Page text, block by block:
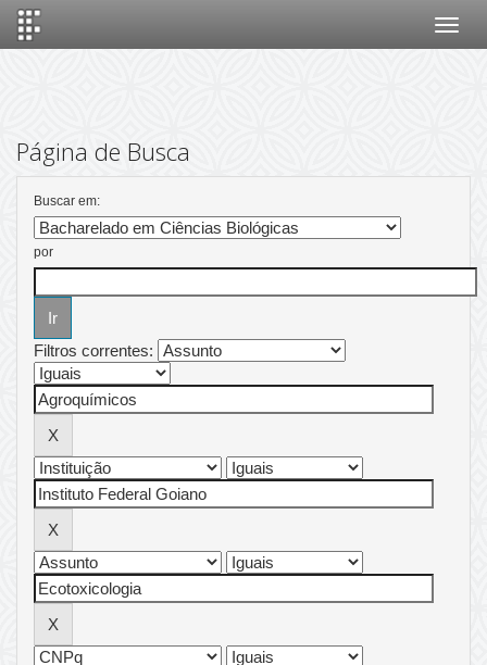
Página de Busca
Buscar em:
por
Filtros correntes: